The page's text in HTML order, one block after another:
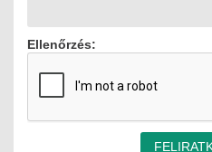
JOGOSULTSÁGOK
IGAZGATÁSI, SZOLGÁLTATÁSI DÍJAK
SZABÁLYZATOK
Ellenőrzés: